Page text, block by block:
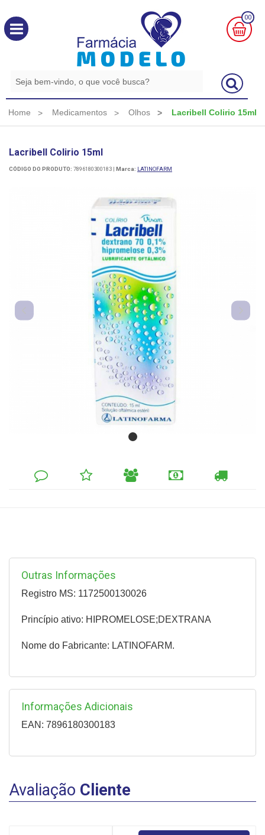
00
0,00
Home Medicamentos Olhos Lacribell Colirio 15ml
Lacribell Colirio 15ml
CÓDIGO DO PRODUTO: 7896180300183 | Marca: LATINOFARM
DEIXE
COMENTÁRIO
MINHA
LISTA
INDIQUE
FORMAS
CALCULAR
FRETE
Outras Informações
Registro MS: 1172500130026
Princípio ativo: HIPROMELOSE;DEXTRANA
Nome do Fabricante: LATINOFARM.
Informações Adicionais
EAN: 7896180300183
Avaliação Cliente